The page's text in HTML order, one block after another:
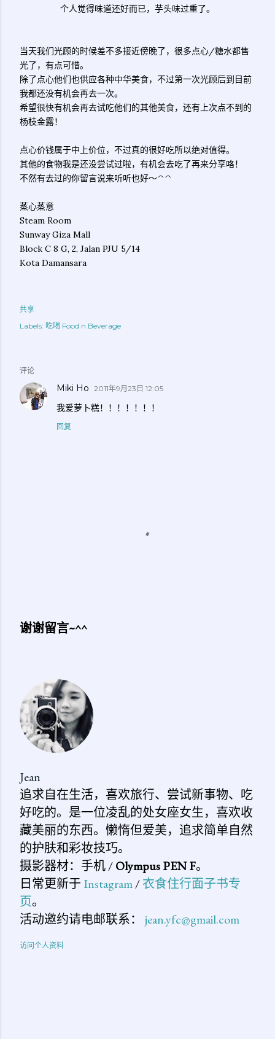
个人觉得味道还好而已，芋头味过重了。
当天我们光顾的时候差不多接近傍晚了，很多点心/糖水都售
光了，有点可惜。
除了点心他们也供应各种中华美食，不过第一次光顾后到目前
我都还没有机会再去一次。
希望很快有机会再去试吃他们的其他美食，还有上次点不到的
杨枝金露！
点心价钱属于中上价位，不过真的很好吃所以绝对值得。
其他的食物我是还没尝试过啦，有机会去吃了再来分享咯！
不然有去过的你留言说来听听也好～^^
蒸心蒸意
Steam Room
Sunway Giza Mall
Block C 8 G, 2, Jalan PJU 5/14
Kota Damansara
共享
Labels: 吃喝 Food n Beverage
评论
Miki Ho 2011年9月23日 12:05
我爱萝卜糕！！！！！！！
回复
论
谢谢留言~^^
Jean
追求自在生活，喜欢旅行、尝试新事物、吃
好吃的。是一位凌乱的处女座女生，喜欢收
藏美丽的东西。懒惰但爱美，追求简单自然
的护肤和彩妆技巧。
摄影器材：手机 /Olympus PEN F。
日常更新于 Instagram/衣食住行面子书专
页。
活动邀约请电邮联系： jean.yfc@gmail.com
访问个人资料